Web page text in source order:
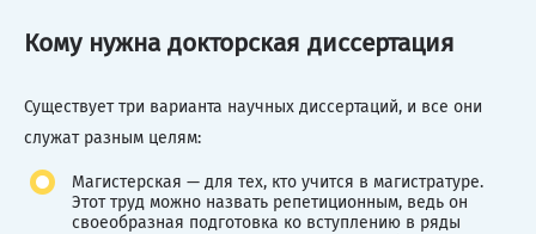
Кому нужна докторская диссертация
Существует три варианта научных диссертаций, и все они
служат разным целям:
Магистерская — для тех, кто учится в магистратуре.
Этот труд можно назвать репетиционным, ведь он
своеобразная подготовка ко вступлению в ряды